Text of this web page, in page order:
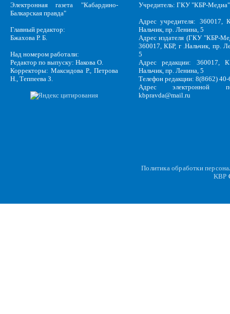
Электронная газета "Кабардино-
Балкарская правда"
Главный редактор:
Бжахова Р. Б.
Над номером работали:
Редактор по выпуску: Накова О.
Корректоры: Максидова Р., Петрова
Н., Теппеева З.
Учредитель: ГКУ "КБР-Медиа"
Адрес учредителя: 360017,
Нальчик, пр. Ленина, 5
Адрес издателя (ГКУ "КБР-
360017, КБР, г .Нальчик, пр.
5
Адрес редакции: 360017,
Нальчик, пр. Ленина, 5
Телефон редакции: 8(8662)
Адрес электронной
kbpravda@mail.ru
Политика обработки
KBP